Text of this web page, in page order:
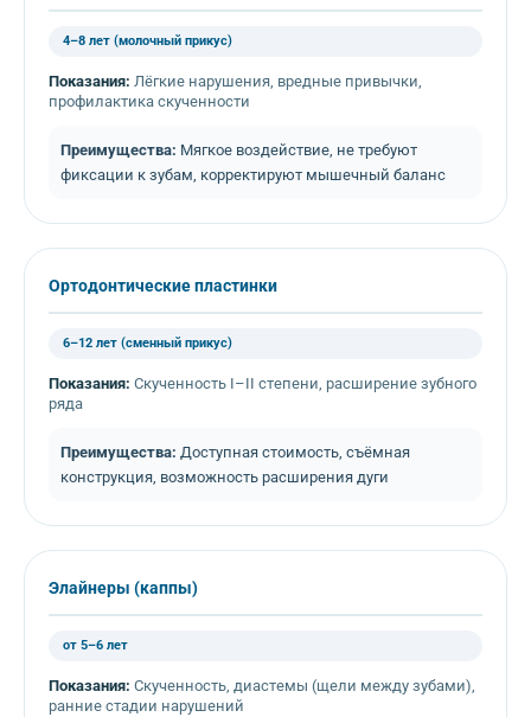
4–8 лет (молочный прикус)
Показания: Лёгкие нарушения, вредные привычки,
профилактика скученности
Преимущества: Мягкое воздействие, не требуют
фиксации к зубам, корректируют мышечный баланс
Ортодонтические пластинки
6–12 лет (сменный прикус)
Показания: Скученность I–II степени, расширение зубного
ряда
Преимущества: Доступная стоимость, съёмная
конструкция, возможность расширения дуги
Элайнеры (каппы)
от 5–6 лет
Показания: Скученность, диастемы (щели между зубами),
ранние стадии нарушений